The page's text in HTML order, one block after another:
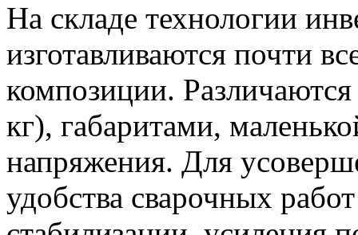
На складе технологии
изготавливаются почти
композиции.
кг), габаритами,
напряжения. Для
удобства сварочных